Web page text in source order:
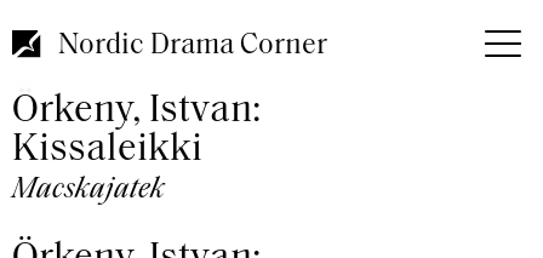
till
huvudinnehåll
Nordic Drama Corner
Örkeny, Istvan:
Kissaleikki
Macskajatek